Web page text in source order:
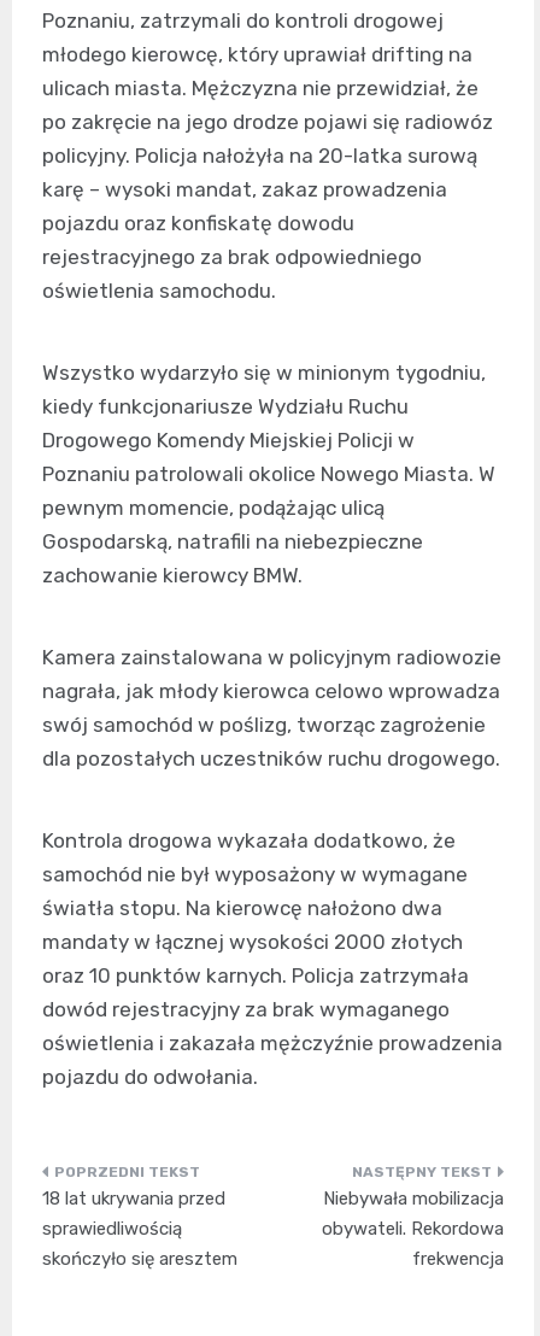
Poznaniu, zatrzymali do kontroli drogowej
młodego kierowcę, który uprawiał drifting na
ulicach miasta. Mężczyzna nie przewidział, że
po zakręcie na jego drodze pojawi się radiowóz
policyjny. Policja nałożyła na 20-latka surową
karę – wysoki mandat, zakaz prowadzenia
pojazdu oraz konfiskatę dowodu
rejestracyjnego za brak odpowiedniego
oświetlenia samochodu.
Wszystko wydarzyło się w minionym tygodniu,
kiedy funkcjonariusze Wydziału Ruchu
Drogowego Komendy Miejskiej Policji w
Poznaniu patrolowali okolice Nowego Miasta. W
pewnym momencie, podążając ulicą
Gospodarską, natrafili na niebezpieczne
zachowanie kierowcy BMW.
Kamera zainstalowana w policyjnym radiowozie
nagrała, jak młody kierowca celowo wprowadza
swój samochód w poślizg, tworząc zagrożenie
dla pozostałych uczestników ruchu drogowego.
Kontrola drogowa wykazała dodatkowo, że
samochód nie był wyposażony w wymagane
światła stopu. Na kierowcę nałożono dwa
mandaty w łącznej wysokości 2000 złotych
oraz 10 punktów karnych. Policja zatrzymała
dowód rejestracyjny za brak wymaganego
oświetlenia i zakazała mężczyźnie prowadzenia
pojazdu do odwołania.
Nawigacja
wpisu
18 lat ukrywania przed
sprawiedliwością
skończyło się aresztem
Niebywała mobilizacja
obywateli. Rekordowa
frekwencja